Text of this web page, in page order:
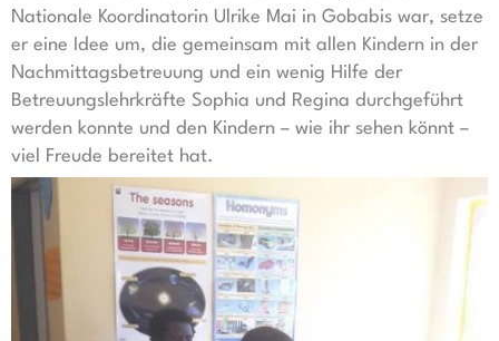
Nationale Koordinatorin Ulrike Mai in Gobabis war, setze
er eine Idee um, die gemeinsam mit allen Kindern in der
Nachmittagsbetreuung und ein wenig Hilfe der
Betreuungslehrkräfte Sophia und Regina durchgeführt
werden konnte und den Kindern – wie ihr sehen könnt –
viel Freude bereitet hat.